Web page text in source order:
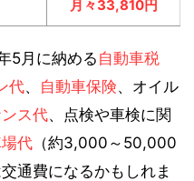
月々33,810円
5月に納める 自動車税
代、 自動車保険、オイル
ス代、点検や車検に関
代 （約3,000～50,000
通費になるかもしれま